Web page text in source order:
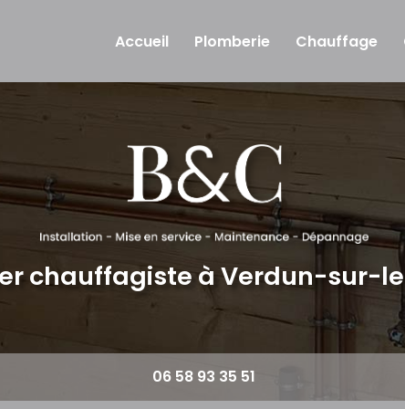
Accueil
Plomberie Chauffage
chauffagiste à Verdun-sur-
06 58 93 35 51